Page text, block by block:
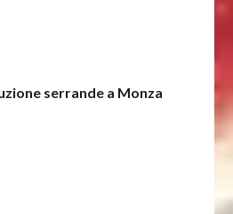
serrande a Monza